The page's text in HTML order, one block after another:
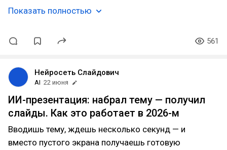
Показать полностью
561
Нейросеть Слайдович
AI 22 июня
ИИ-презентация: набрал тему — получил
слайды. Как это работает в 2026-м
Вводишь тему, ждешь несколько секунд — и
вместо пустого экрана получаешь готовую